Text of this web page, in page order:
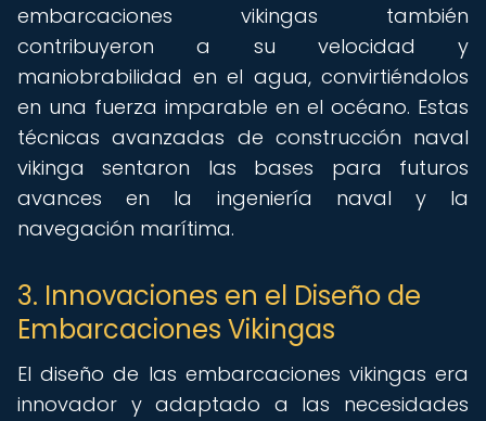
embarcaciones vikingas también
contribuyeron a su velocidad y
maniobrabilidad en el agua, convirtiéndolos
en una fuerza imparable en el océano. Estas
técnicas avanzadas de construcción naval
vikinga sentaron las bases para futuros
avances en la ingeniería naval y la
navegación marítima.
3. Innovaciones en el Diseño de
Embarcaciones Vikingas
El diseño de las embarcaciones vikingas era
innovador y adaptado a las necesidades